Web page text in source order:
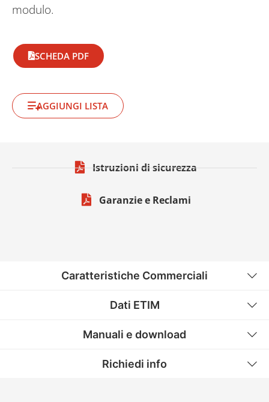
modulo.
SCHEDA PDF
AGGIUNGI LISTA
Istruzioni di sicurezza
Garanzie e Reclami
Caratteristiche Commerciali
Dati ETIM
Manuali e download
Richiedi info